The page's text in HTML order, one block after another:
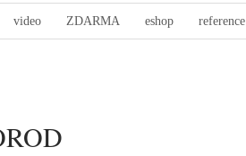
video ZDARMA eshop reference